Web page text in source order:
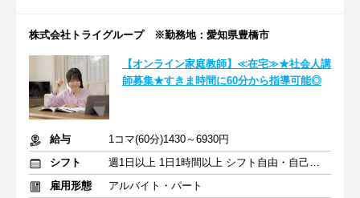
株式会社トライグループ ※勤務地：愛知県豊橋市
【オンライン家庭教師】≪在宅≫★社会人講
師募集★すきま時間に60分から指導可能◎
給与
1コマ(60分)1430～6930円
シフト
週1日以上 1日1時間以上 シフト自由・自己申告
雇用形態
アルバイト・パート